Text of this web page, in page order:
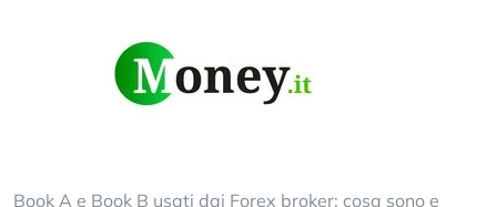
Book A e Book B usati dai Forex broker: cosa sono e